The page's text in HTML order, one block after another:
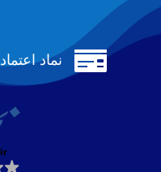
 نماد اعتماد